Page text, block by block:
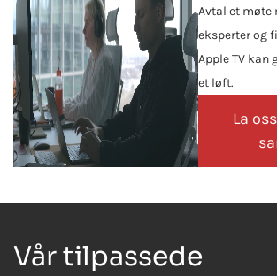
Avtal et møte
eksperter og
Apple TV kan
et løft.
La
Vår tilpassede